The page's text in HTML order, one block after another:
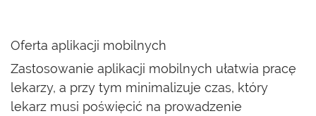
Oferta aplikacji mobilnych
Zastosowanie aplikacji mobilnych ułatwia pracę
lekarzy, a przy tym minimalizuje czas, który
lekarz musi poświęcić na prowadzenie